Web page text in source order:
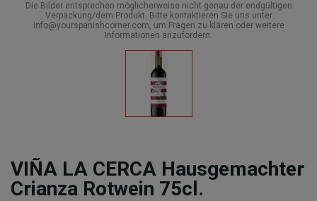
Die Bilder entsprechen möglicherweise nicht genau der endgültigen
Verpackung/dem Produkt. Bitte kontaktieren Sie uns unter
info@yourspanishcorner.com, um Fragen zu klären oder weitere
Informationen anzufordern.
VIÑA LA CERCA Hausgemachter
Crianza Rotwein 75cl.